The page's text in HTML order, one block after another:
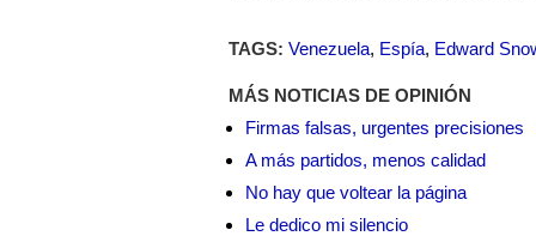
TAGS: Venezuela, Espía, Edward
MÁS NOTICIAS DE OPINIÓN
Firmas falsas, urgentes precisiones
A más partidos, menos calidad
No hay que voltear la página
Le dedico mi silencio